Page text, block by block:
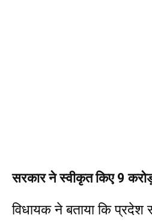
सरकार ने स्वीकृत किए 9
विधायक ने बताया कि